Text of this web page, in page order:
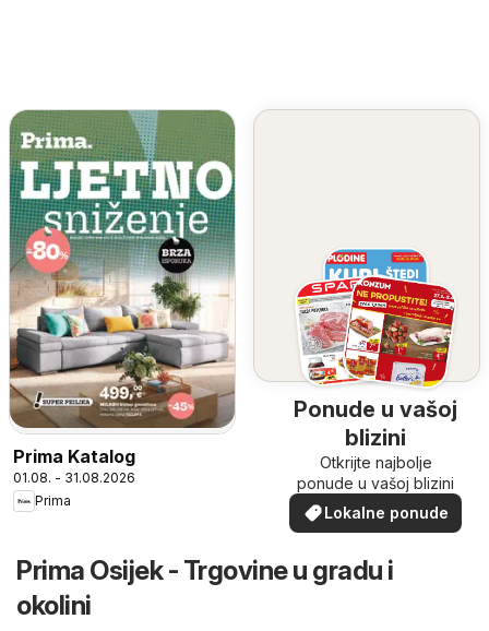
Prima Katalog
01.08. - 31.08.2026
Prima
Ponude u vašoj
blizini
Otkrijte najbolje
ponude u vašoj blizini
Lokalne ponude
Prima Osijek - Trgovine u gradu i
okolini